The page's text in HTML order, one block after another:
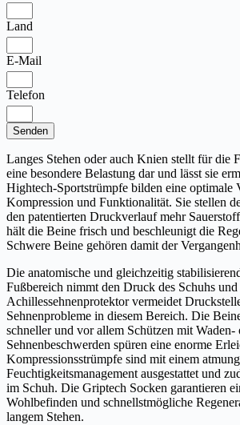
Land
E-Mail
Telefon
Senden
Langes Stehen oder auch Knien stellt für die
eine besondere Belastung dar und lässt sie
Hightech-Sportstrümpfe bilden eine optimale
Kompression und Funktionalität. Sie stellen
den patentierten Druckverlauf mehr
hält die Beine frisch und beschleunigt die
Schwere Beine gehören damit der
Die anatomische und gleichzeitig
Fußbereich nimmt den Druck des Schuhs und
Achillessehnenprotektor vermeidet
Sehnenprobleme in diesem Bereich. Die
schneller und vor allem Schützen mit Waden-
Sehnenbeschwerden spüren eine enorme
Kompressionsstrümpfe sind mit einem
Feuchtigkeitsmanagement ausgestattet und
im Schuh. Die Griptech Socken garantieren
Wohlbefinden und schnellstmögliche
langem Stehen.